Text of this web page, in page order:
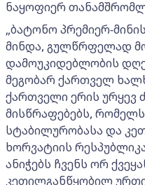
ნაყოფიერ
„ბატონო პრემიერ-
მინდა, გულწრფელად
დამოუკიდებლობის
მეგობარ ქართველ
ქართველი ერის ურყევ
მისწრაფებებს,
სტაბილურობასა და
ხორვატიის
ანიჭებს ჩვენს ორ
კეთილგანწყობილ